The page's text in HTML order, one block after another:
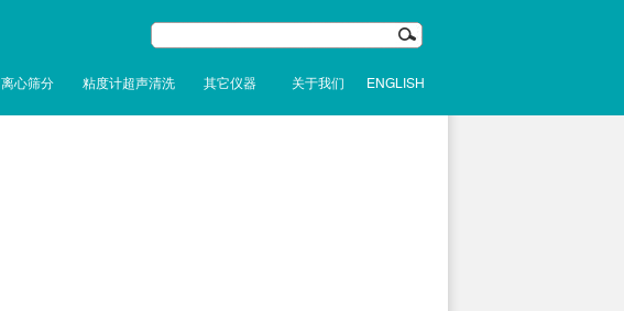
心筛分 粘度计超声清洗 其它仪器 关于我们 ENGLISH